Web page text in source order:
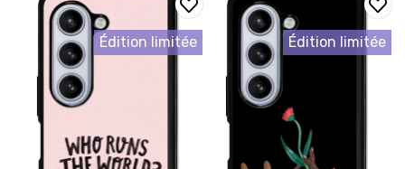
Édition limitée Édition limitée